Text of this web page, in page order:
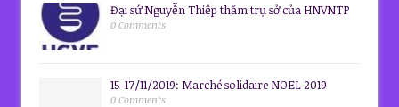
Đại sứ Nguyễn Thiệp thăm trụ sở của HNVNTP
0 Comments
15-17/11/2019: Marché solidaire NOEL 2019
0 Comments